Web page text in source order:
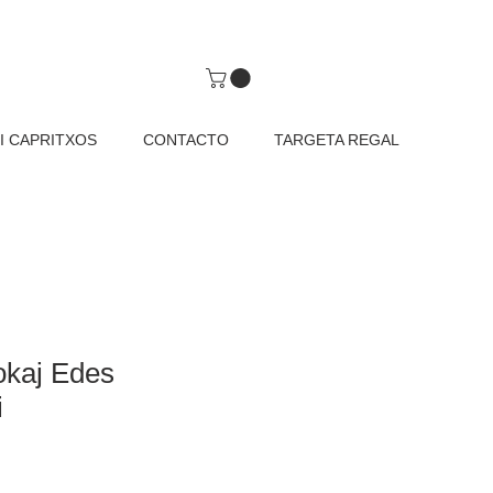
CAPRITXOS CONTACTO TARGETA REGAL
Edes